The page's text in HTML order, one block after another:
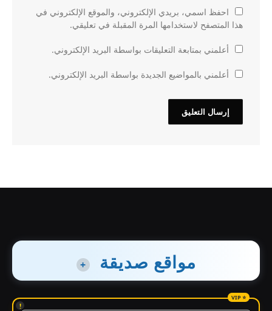
احفظ اسمي، بريدي الإلكتروني، والموقع الإلكتروني في
هذا المتصفح لاستخدامها المرة المقبلة في تعليقي.
أعلمني بمتابعة التعليقات بواسطة البريد الإلكتروني.
أعلمني بالمواضيع الجديدة بواسطة البريد الإلكتروني.
مواقع صديقة +
!